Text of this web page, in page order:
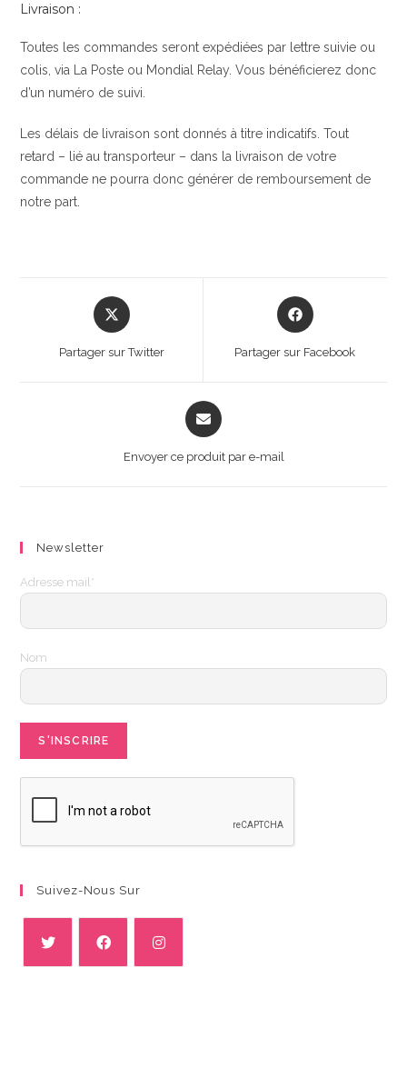
Livraison :
Toutes les commandes seront expédiées par lettre suivie ou
colis, via La Poste ou Mondial Relay. Vous bénéficierez donc
d’un numéro de suivi.
Les délais de livraison sont donnés à titre indicatifs. Tout
retard – lié au transporteur – dans la livraison de votre
commande ne pourra donc générer de remboursement de
notre part.
Opens
in
new
Partager sur Twitter
Opens
in
Partager sur Facebook
Opens
in
new
Envoyer ce produit par e-mail
Newsletter
Adresse mail*
Nom
Suivez-Nous Sur